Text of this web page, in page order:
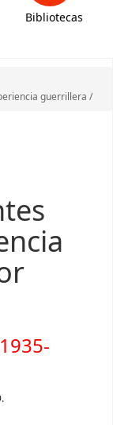
Bibliotecas
guerrillera /